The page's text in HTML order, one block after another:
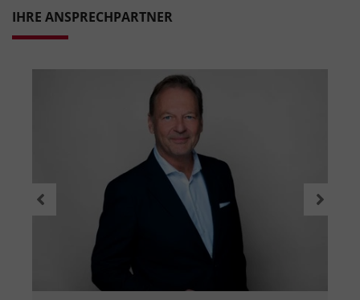
IHRE ANSPRECHPARTNER